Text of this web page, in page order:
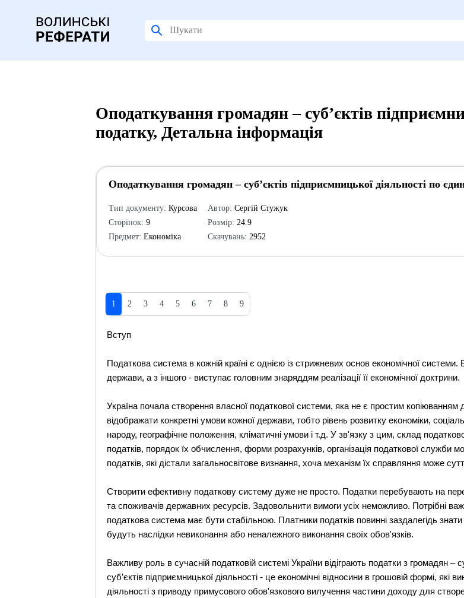
Оподаткування громадян – суб’єктів
податку, Детальна інформація
Оподаткування громадян – суб’єктів підприємницької діяльності по
Тип документу: Курсова
Сторінок: 9
Предмет: Економіка
Автор: Сергій Стужук
Розмір: 24.9
Скачувань: 2952
1 2 3 4 5 6 7 8 9
Вступ
Податкова система в кожній країні є однією із стрижневих основ економічної
держави, а з іншого - виступає головним знаряддям реалізації її економічної доктрини.
Україна почала створення власної податкової системи, яка не є простим
відображати конкретні умови кожної держави, тобто рівень розвитку економіки,
народу, географічне положення, кліматичні умови і т.д. У зв'язку з цим, склад
податків, порядок їх обчислення, форми розрахунків, організація податкової служби
податків, які дістали загальносвітове визнання, хоча механізм їх справляння може
Створити ефективну податкову систему дуже не просто. Податки перебувають на
та споживачів державних ресурсів. Задовольнити вимоги усіх неможливо. Потрібні
податкова система має бути стабільною. Платники податків повинні заздалегідь
будуть наслідки невиконання або неналежного виконання своїх обов'язків.
Важливу роль в сучасній податковій системі України відіграють податки з громадян –
суб’єктів підприємницької діяльності - це економічні відносини в грошовій формі,
діяльності з приводу примусового обов'язкового вилучення частини доходу для